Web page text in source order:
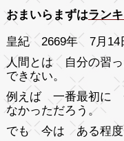
おまいらまずはラン
皇紀 2669年 7月14
人間とは 自分の習
できない。
例えば 一番最初に
なかっただろう。
でも 今は ある程度